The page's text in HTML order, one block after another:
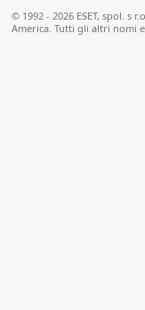
© 1992 - 2026 ESET, spol. s
America. Tutti gli altri nomi